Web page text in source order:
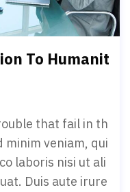
To Humanit
that fail in th
minim veniam, qui
laboris nisi ut ali
Duis aute irure